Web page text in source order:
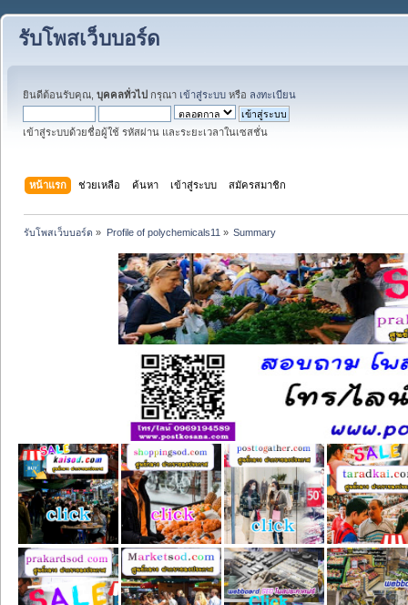
รับโพสเว็บบอร์ด
ยินดีต้อนรับคุณ, บุคคลทั่วไป กรุณา เข้าสู่ระบบ หรือ ลงทะเบียน
เข้าสู่ระบบด้วยชื่อผู้ใช้ รหัสผ่าน และระยะเวลาในเซสชั่น
หน้าแรก ช่วยเหลือ ค้นหา เข้าสู่ระบบ สมัครสมาชิก
รับโพสเว็บบอร์ด » Profile of polychemicals11 » Summary